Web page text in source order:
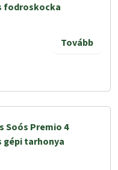
fodroskocka
Tovább
Soós Premio 4
gépi tarhonya